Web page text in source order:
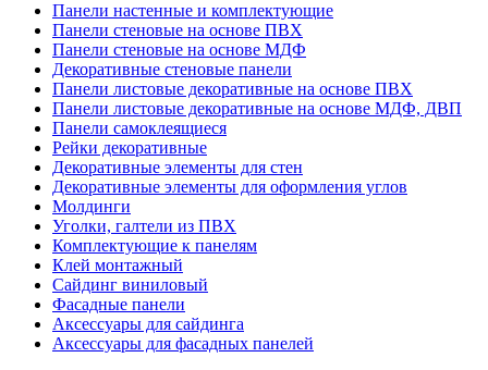
Панели настенные и комплектующие
Панели стеновые на основе ПВХ
Панели стеновые на основе МДФ
Декоративные стеновые панели
Панели листовые декоративные на основе ПВХ
Панели листовые декоративные на основе МДФ, ДВП
Панели самоклеящиеся
Рейки декоративные
Декоративные элементы для стен
Декоративные элементы для оформления углов
Молдинги
Уголки, галтели из ПВХ
Комплектующие к панелям
Клей монтажный
Сайдинг виниловый
Фасадные панели
Аксессуары для сайдинга
Аксессуары для фасадных панелей